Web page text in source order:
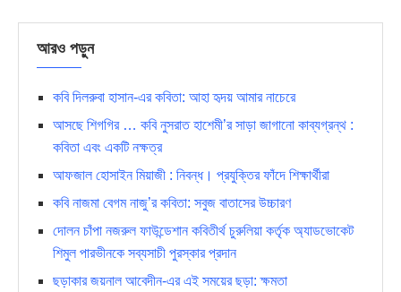
আরও পড়ুন
কবি দিলরুবা হাসান-এর কবিতা: আহা হৃদয় আমার নাচেরে
আসছে শিগগির … কবি নুসরাত হাশেমী’র সাড়া জাগানো কাব্যগ্রন্থ :
কবিতা এবং একটি নক্ষত্র
আফজাল হোসাইন মিয়াজী : নিবন্ধ। প্রযুক্তির ফাঁদে শিক্ষার্থীরা
কবি নাজমা বেগম নাজু’র কবিতা: সবুজ বাতাসের উচ্চারণ
দোলন চাঁপা নজরুল ফাউন্ডেশান কবিতীর্থ চুরুলিয়া কর্তৃক অ্যাডভোকেট
শিমুল পারভীনকে সব্যসাচী পুরস্কার প্রদান
ছড়াকার জয়নাল আবেদীন-এর এই সময়ের ছড়া: ক্ষমতা